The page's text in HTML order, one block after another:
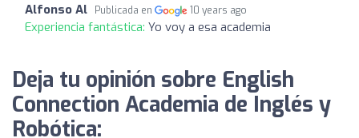
Alfonso Al Publicada en 10 years ago
Experiencia fantástica: Yo voy a esa academia
Deja tu opinión sobre English
Connection Academia de Inglés y
Robótica: